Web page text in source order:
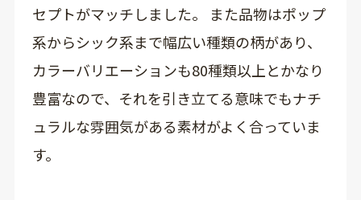
セプトがマッチしました。 また品物はポップ
系からシック系まで幅広い種類の柄があり、
カラーバリエーションも80種類以上とかなり
豊富なので、それを引き立てる意味でもナチ
ュラルな雰囲気がある素材がよく合っていま
す。